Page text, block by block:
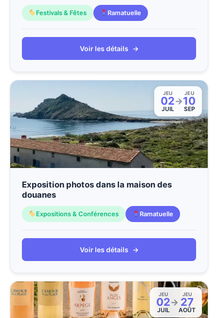
Festivals & Fêtes Ramatuelle
Voir les détails →
JEU
02
JUIL
→
JEU
10
SEP
Exposition photos dans la maison des
douanes
Expositions & Conférences Ramatuelle
Voir les détails →
JEU
02
JUIL
→
JEU
27
AOÛT